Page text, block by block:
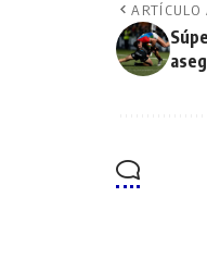
ARTÍCULO